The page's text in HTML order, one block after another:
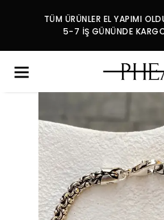
TÜM ÜRÜNLER EL YAPIMI
5-7 İŞ GÜNÜNDE